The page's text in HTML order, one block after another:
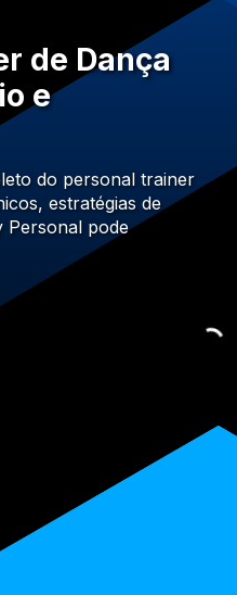
de Dança
e
do personal trainer
estratégias de
Personal pode